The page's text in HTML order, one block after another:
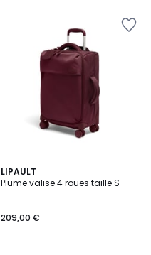
LIPAULT
Plume valise 4 roues taille S
209,00 €
1
/
6
Couleurs